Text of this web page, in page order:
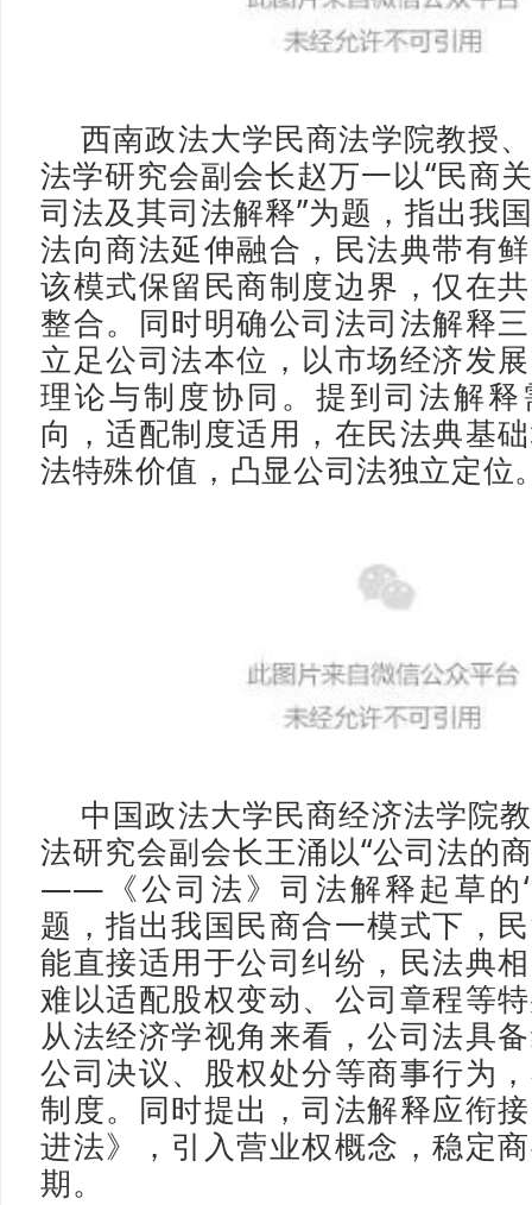
西南政法大学民商法学院教授
法学研究会副会长赵万一以“民商
司法及其司法解释”为题，指出我
法向商法延伸融合，民法典带有
该模式保留民商制度边界，仅在
整合。同时明确公司法司法解释
立足公司法本位，以市场经济发
理论与制度协同。提到司法解
向，适配制度适用，在民法典基
法特殊价值，凸显公司法独立定位
中国政法大学民商经济法学院
法研究会副会长王涌以“公司法的
——《公司法》司法解释起草的‘
题，指出我国民商合一模式下，
能直接适用于公司纠纷，民法典
难以适配股权变动、公司章程等
从法经济学视角来看，公司法具
公司决议、股权处分等商事行为
制度。同时提出，司法解释应衔
进法》，引入营业权概念，稳定
期。